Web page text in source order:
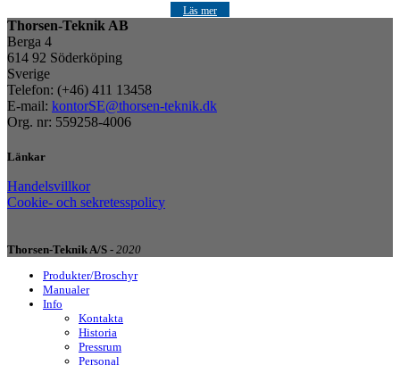
Läs mer
Thorsen-Teknik AB
Berga 4
614 92 Söderköping
Sverige
Telefon: (+46) 411 13458
E-mail: kontorSE@thorsen-teknik.dk
Org. nr: 559258-4006
Länkar
Handelsvillkor
Cookie- och sekretesspolicy
Thorsen-Teknik A/S - 2020
Produkter/Broschyr
Manualer
Info
Kontakta
Historia
Pressrum
Personal